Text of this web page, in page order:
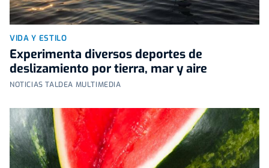
VIDA Y ESTILO
Experimenta diversos deportes de
deslizamiento por tierra, mar y aire
NOTICIAS TALDEA MULTIMEDIA